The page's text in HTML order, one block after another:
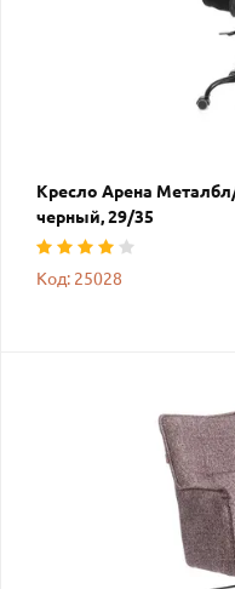
Кресло Арена
черный, 29/35
Код: 25028